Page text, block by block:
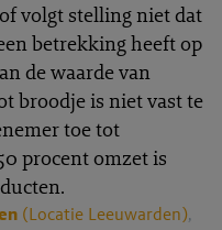
volgt stelling niet dat
betrekking heeft op
de waarde van
broodje is niet vast te
toe tot
procent omzet is
(Locatie Leeuwarden),